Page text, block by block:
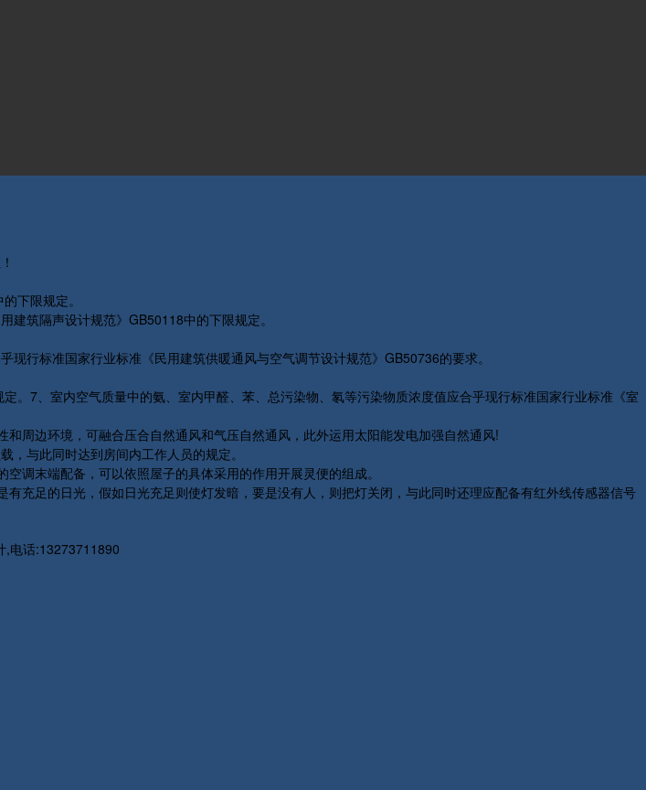
下限规定。
筑隔声设计规范》GB50118中的下限规定。
行标准国家行业标准《民用建筑供暖通风与空气调节设计规范》GB50736的要求。
7、室内空气质量中的氨、室内甲醛、苯、总污染物、氡等污染物质浓度值应合乎现行标准国家行业标准《室
边环境，可融合压合自然通风和气压自然通风，此外运用太阳能发电加强自然通风!
与此同时达到房间内工作人员的规定。
末端配备，可以依照屋子的具体采用的作用开展灵便的组成。
足的日光，假如日光充足则使灯发暗，要是没有人，则把灯关闭，与此同时还理应配备有红外线传感器信号
,电话:13273711890